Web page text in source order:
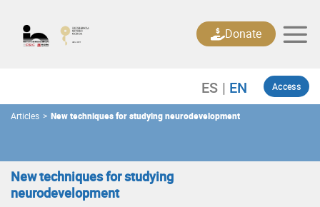
content
Access
Donate
Articles > New techniques for studying neurodevelopment
New techniques for studying
neurodevelopment